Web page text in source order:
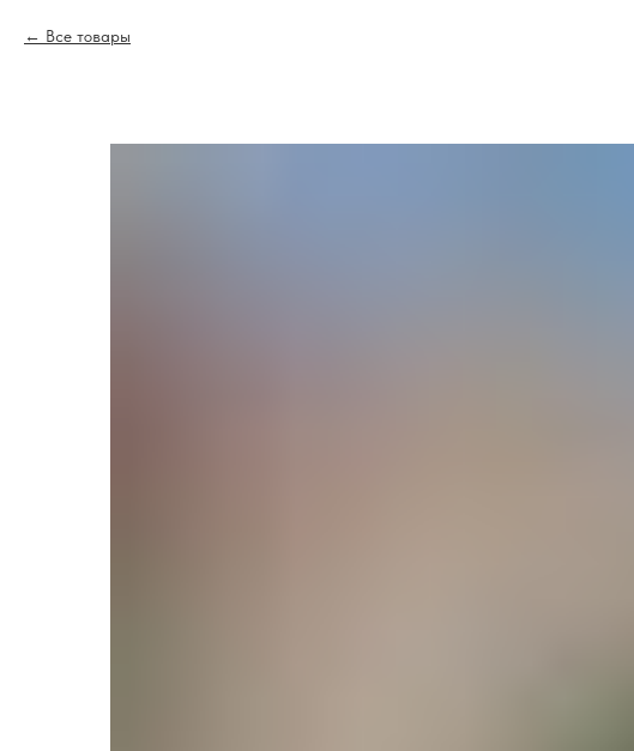
Все товары